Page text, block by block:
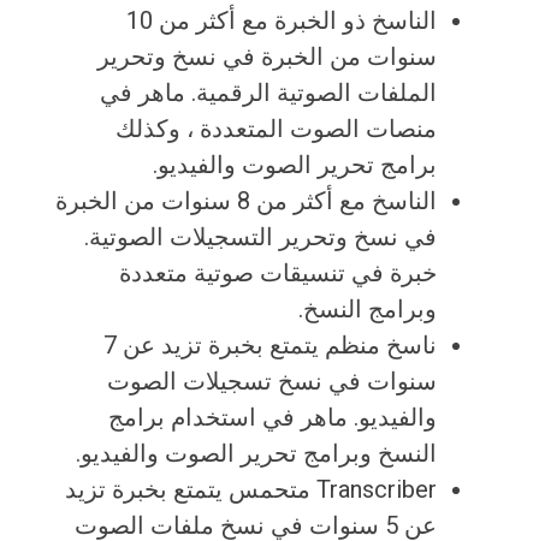
الناسخ ذو الخبرة مع أكثر من 10
سنوات من الخبرة في نسخ وتحرير
الملفات الصوتية الرقمية. ماهر في
منصات الصوت المتعددة ، وكذلك
برامج تحرير الصوت والفيديو.
الناسخ مع أكثر من 8 سنوات من الخبرة
في نسخ وتحرير التسجيلات الصوتية.
خبرة في تنسيقات صوتية متعددة
وبرامج النسخ.
ناسخ منظم يتمتع بخبرة تزيد عن 7
سنوات في نسخ تسجيلات الصوت
والفيديو. ماهر في استخدام برامج
النسخ وبرامج تحرير الصوت والفيديو.
Transcriber متحمس يتمتع بخبرة تزيد
عن 5 سنوات في نسخ ملفات الصوت